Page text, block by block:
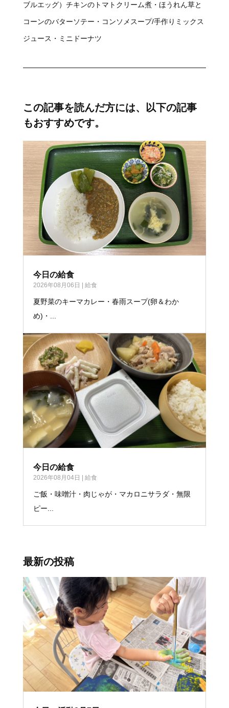
ブルエッグ）チキンのトマトクリーム煮・ほうれん草と
コーンのバターソテー・コンソメスープ/手作りミックス
ジュース・ミニドーナツ
この記事を読んだ方には、以下の記事
もおすすめです。
今日の給食
2026年08月06日 給食
夏野菜のキーマカレー・春雨スープ(卵＆わか
め)・...
今日の給食
2026年08月04日 給食
ご飯・味噌汁・肉じゃが・マカロニサラダ・無限
ピー...
最新の投稿